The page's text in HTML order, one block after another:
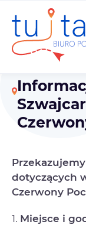
dotyczących
Czerwony
1. Miejsce i